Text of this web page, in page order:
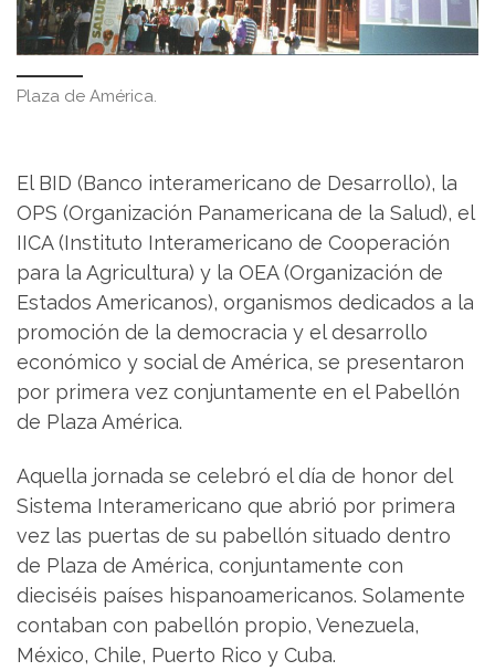
Plaza de América.
El BID (Banco interamericano de Desarrollo), la
OPS (Organización Panamericana de la Salud), el
IICA (Instituto Interamericano de Cooperación
para la Agricultura) y la OEA (Organización de
Estados Americanos), organismos dedicados a la
promoción de la democracia y el desarrollo
económico y social de América, se presentaron
por primera vez conjuntamente en el Pabellón
de Plaza América.
Aquella jornada se celebró el día de honor del
Sistema Interamericano que abrió por primera
vez las puertas de su pabellón situado dentro
de Plaza de América, conjuntamente con
dieciséis países hispanoamericanos. Solamente
contaban con pabellón propio, Venezuela,
México, Chile, Puerto Rico y Cuba.